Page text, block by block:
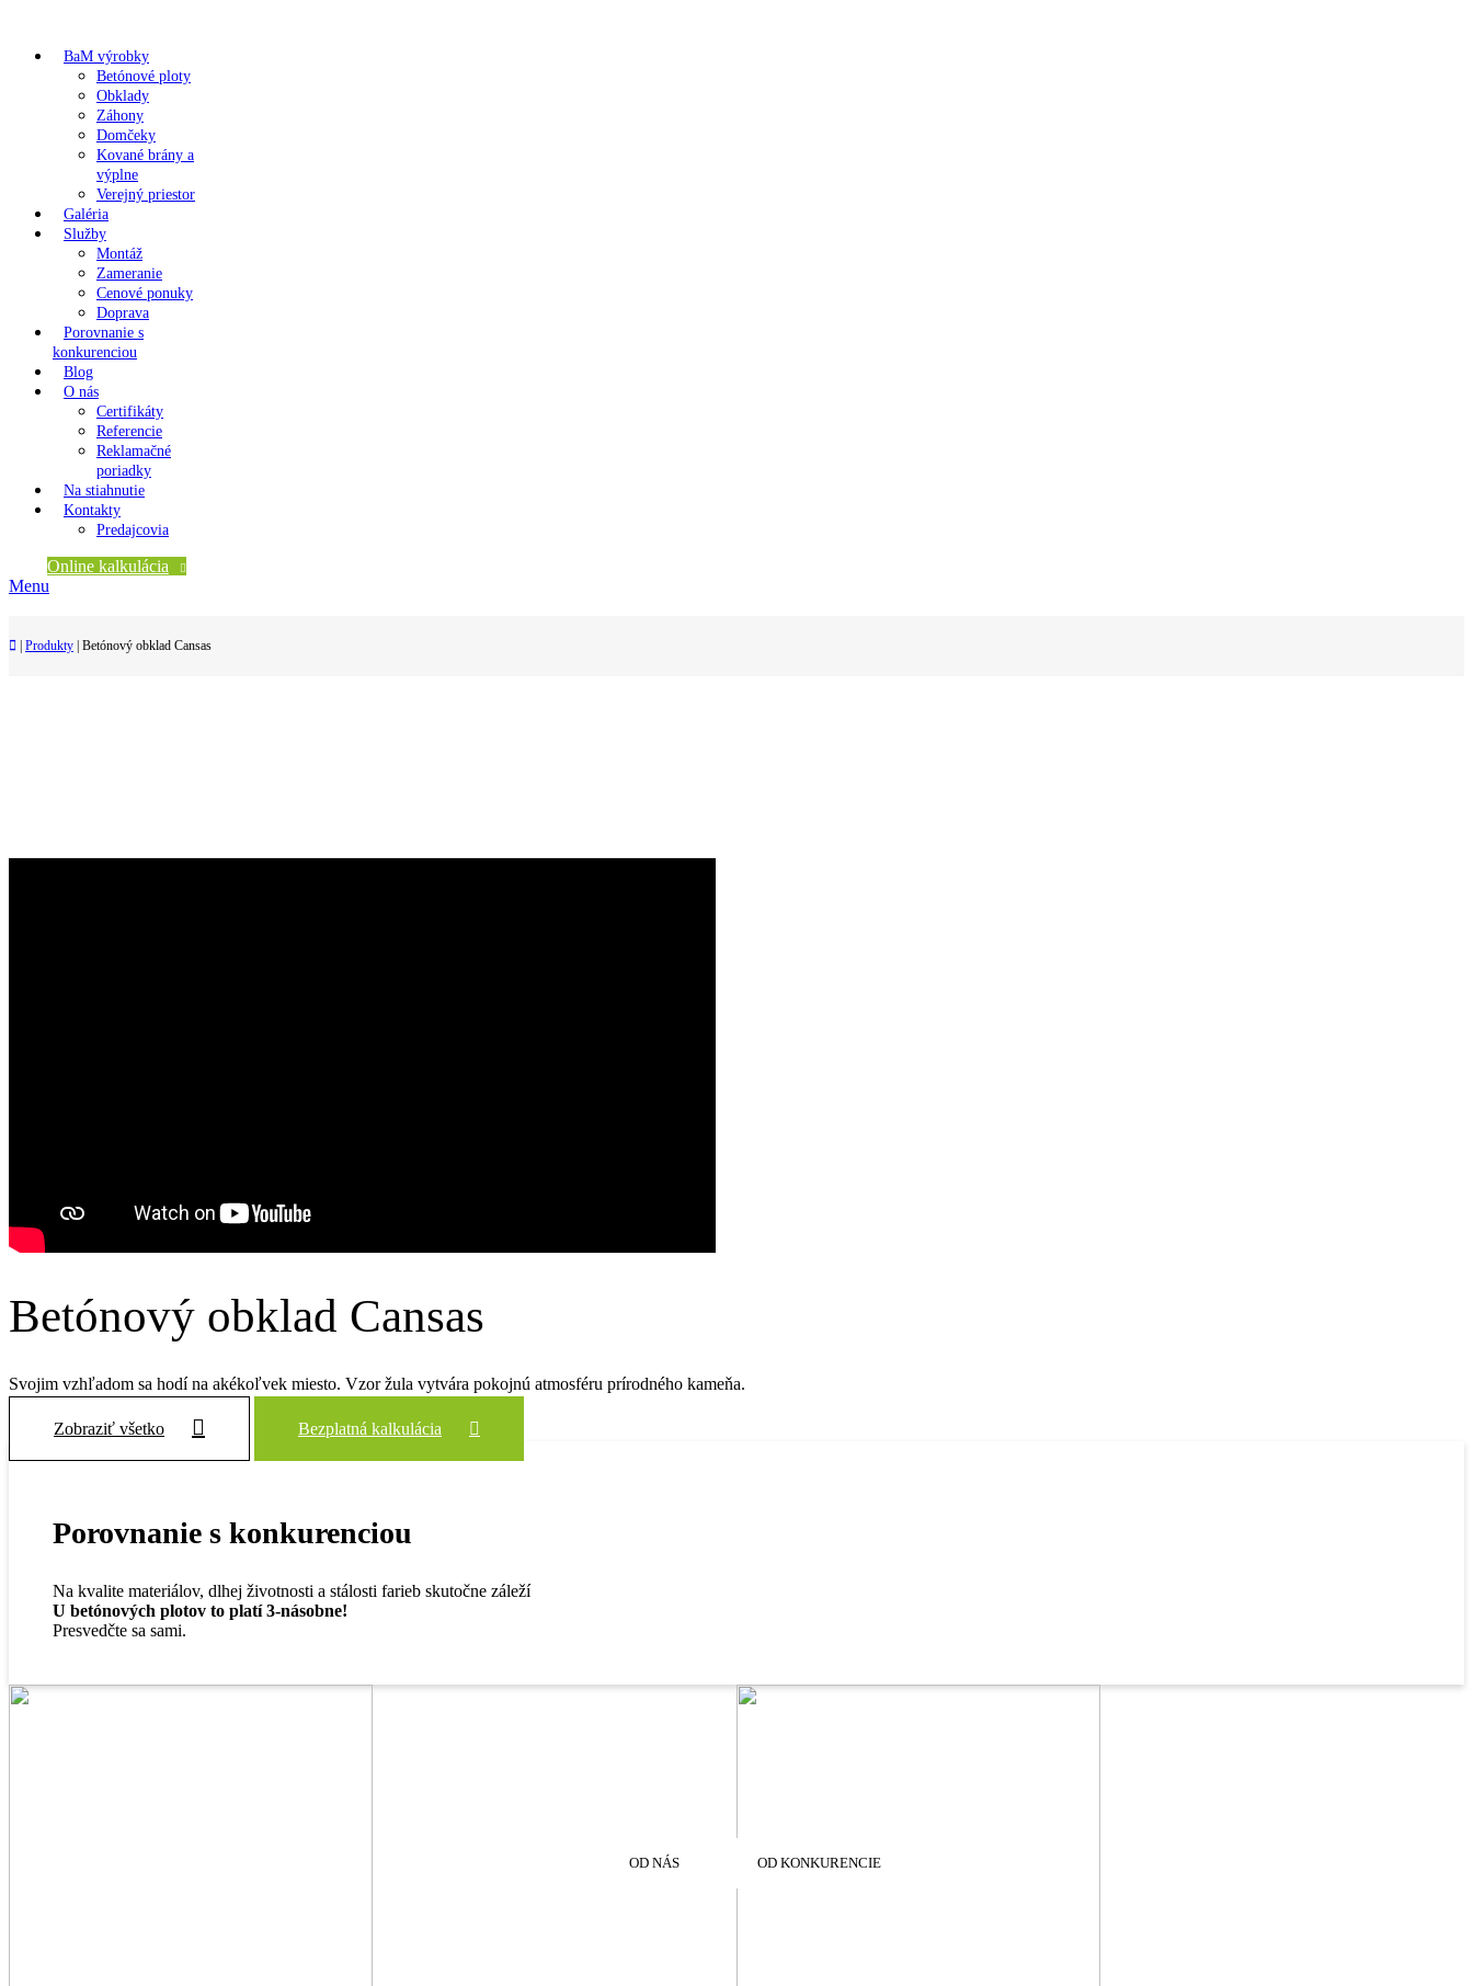
BaM výrobky
Betónové ploty
Obklady
Záhony
Domčeky
Kované brány a
výplne
Verejný priestor
Galéria
Služby
Montáž
Zameranie
Cenové ponuky
Doprava
Porovnanie s
konkurenciou
Blog
O nás
Certifikáty
Referencie
Reklamačné
poriadky
Na stiahnutie
Kontakty
Predajcovia
Online kalkulácia
Menu
Produkty Betónový obklad Cansas
Betónový obklad Cansas
Svojim vzhľadom sa hodí na akékoľvek miesto. Vzor žula vytvára pokojnú atmosféru prírodného kameňa.
Zobraziť všetko Bezplatná kalkulácia
Porovnanie s konkurenciou
Na kvalite materiálov, dlhej životnosti a stálosti farieb skutočne záleží
U betónových plotov to platí 3-násobne!
Presvedčte sa sami.
OD NÁS OD KONKURENCIE